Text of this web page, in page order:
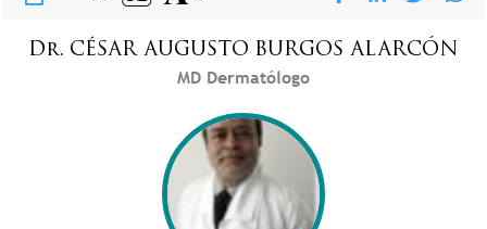
Dr. CÉSAR AUGUSTO BURGOS ALARCÓN
MD Dermatólogo